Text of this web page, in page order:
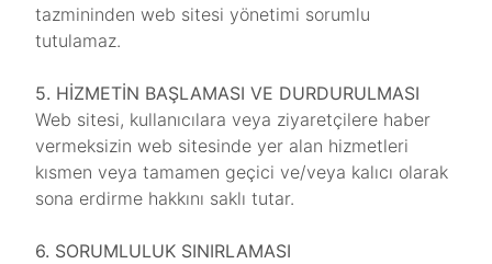
tazmininden web sitesi yönetimi sorumlu
tutulamaz.
5. HİZMETİN BAŞLAMASI VE DURDURULMASI
Web sitesi, kullanıcılara veya ziyaretçilere haber
vermeksizin web sitesinde yer alan hizmetleri
kısmen veya tamamen geçici ve/veya kalıcı olarak
sona erdirme hakkını saklı tutar.
6. SORUMLULUK SINIRLAMASI